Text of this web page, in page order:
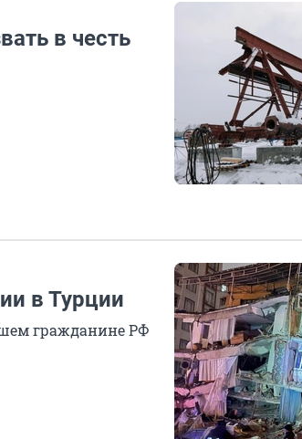
в честь
в Турции
гражданине РФ